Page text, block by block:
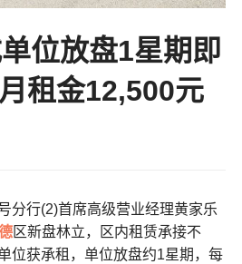
位放盘1星期即
租金12,500元
分行(2)首席高级营业经理黄家乐
区新盘林立，区内租赁承接不
位获承租，单位放盘约1星期，每